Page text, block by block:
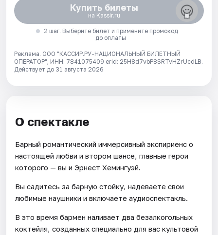
Купить билеты
на Kassir.ru
2 шаг. Выберите билет и примените промокод
до оплаты
Реклама. ООО "КАССИР.РУ-НАЦИОНАЛЬНЫЙ БИЛЕТНЫЙ
ОПЕРАТОР", ИНН: 7841075409 erid: 25H8d7vbP8SRTvHZrUcdLB.
Действует до 31 августа 2026
О спектакле
Барный романтический иммерсивный экспириенс о
настоящей любви и втором шансе, главные герои
которого — вы и Эрнест Хемингуэй.
Вы садитесь за барную стойку, надеваете свои
любимые наушники и включаете аудиоспектакль.
В это время бармен наливает два безалкогольных
коктейля, созданных специально для вас культовой